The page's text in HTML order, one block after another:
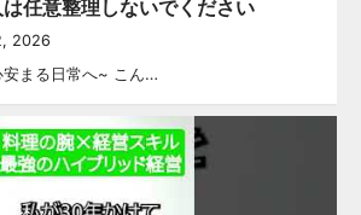
任意整理しないでください
2026
まる日常へ~ こん…